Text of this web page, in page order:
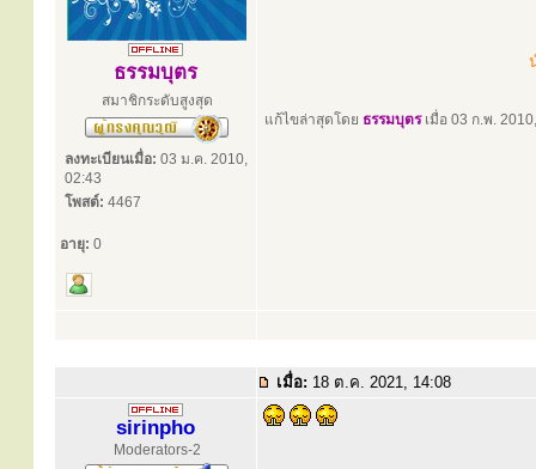
ธรรมบุตร
สมาชิกระดับสูงสุด
ลงทะเบียนเมื่อ: 03 ม.ค. 2010,
02:43
โพสต์: 4467
อายุ: 0
แก้ไขล่าสุดโดย ธรรมบุตรเมื่อ 03 ก.พ.
เมื่อ: 18 ต.ค. 2021, 14:08
sirinpho
Moderators-2